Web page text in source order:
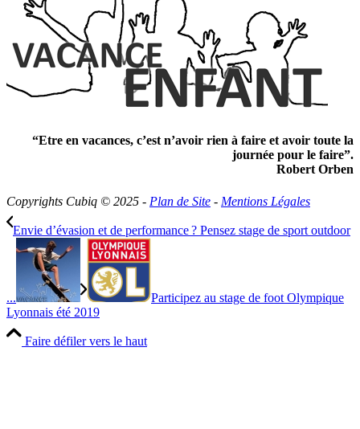
“Etre en vacances, c’est n’avoir rien à faire et avoir toute la
journée pour le faire”.
Robert Orben
Copyrights Cubiq © 2025 - Plan de Site - Mentions Légales
Envie d’évasion et de performance ? Pensez stage de sport outdoor
...
Participez au stage de foot Olympique
Lyonnais été 2019
Faire défiler vers le haut